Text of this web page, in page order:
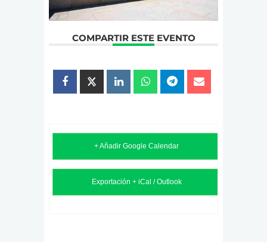
COMPARTIR ESTE EVENTO
+ Añadir Google Calendar
Exportación + iCal / Outlook